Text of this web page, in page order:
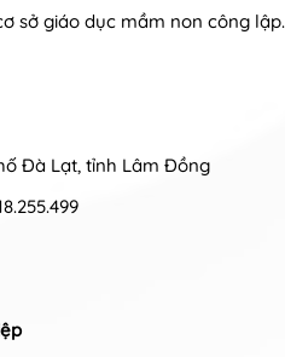
sở giáo dục mầm non công lập.
Đà Lạt, tỉnh Lâm Đồng